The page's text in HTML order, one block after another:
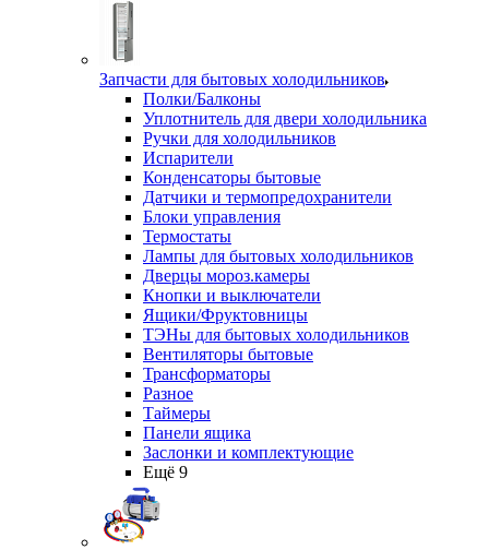
Запчасти для бытовых холодильников
Полки/Балконы
Уплотнитель для двери холодильника
Ручки для холодильников
Испарители
Конденсаторы бытовые
Датчики и термопредохранители
Блоки управления
Термостаты
Лампы для бытовых холодильников
Дверцы мороз.камеры
Кнопки и выключатели
Ящики/Фруктовницы
ТЭНы для бытовых холодильников
Вентиляторы бытовые
Трансформаторы
Разное
Таймеры
Панели ящика
Заслонки и комплектующие
Ещё 9